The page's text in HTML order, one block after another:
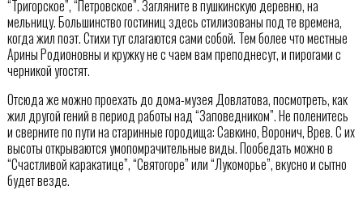
“Тригорское”, “Петровское”. Загляните в пушкинскую деревню, на
мельницу. Большинство гостиниц здесь стилизованы под те времена,
когда жил поэт. Стихи тут слагаются сами собой. Тем более что местные
Арины Родионовны и кружку не с чаем вам преподнесут, и пирогами с
черникой угостят.
Отсюда же можно проехать до дома-музея Довлатова, посмотреть, как
жил другой гений в период работы над “Заповедником”. Не поленитесь
и сверните по пути на старинные городища: Савкино, Воронич, Врев. С их
высоты открываются умопомрачительные виды. Пообедать можно в
“Счастливой каракатице”, “Святогоре” или “Лукоморье”, вкусно и сытно
будет везде.